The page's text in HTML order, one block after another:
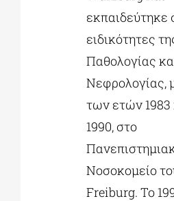
εκπαιδεύτηκε
ειδικότητες
Παθολογίας
Νεφρολογίας,
των ετών 1983
1990, στο
Νοσοκομείο
Freiburg. Το